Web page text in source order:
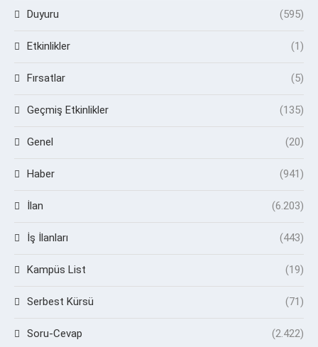
Duyuru (595)
Etkinlikler (1)
Fırsatlar (5)
Geçmiş Etkinlikler (135)
Genel (20)
Haber (941)
İlan (6.203)
İş İlanları (443)
Kampüs List (19)
Serbest Kürsü (71)
Soru-Cevap (2.422)